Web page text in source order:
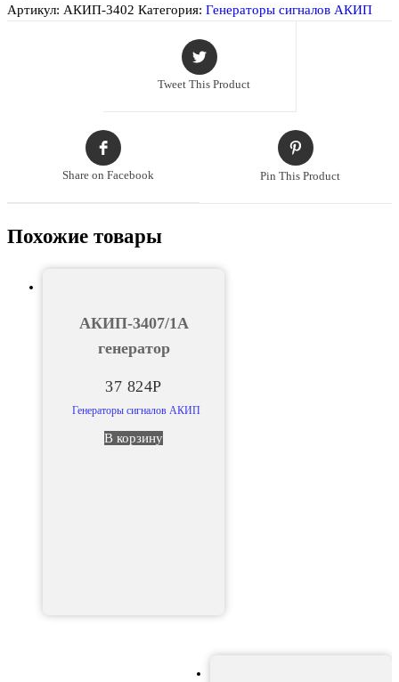
АКИП-3402
Артикул: АКИП-3402 Категория: Генераторы сигналов АКИП
Tweet This Product
Share on Facebook Pin This Product
Похожие товары
АКИП-3407/1А
генератор
37 824Р
Генераторы сигналов АКИП
В корзину